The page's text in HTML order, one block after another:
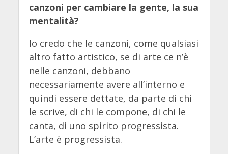
canzoni per cambiare la gente, la sua
mentalità?
Io credo che le canzoni, come qualsiasi
altro fatto artistico, se di arte ce n’è
nelle canzoni, debbano
necessariamente avere all’interno e
quindi essere dettate, da parte di chi
le scrive, di chi le compone, di chi le
canta, di uno spirito progressista.
L’arte è progressista.